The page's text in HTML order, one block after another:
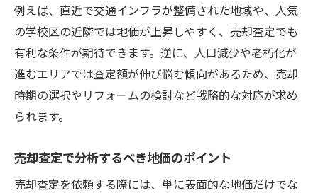
例えば、直近で交通インフラが整備された地域や、人気
の学校区の近隣では地価が上昇しやすく、売却査定でも
有利な条件が期待できます。逆に、人口減少や老朽化が
進むエリアでは査定額が伸び悩む傾向があるため、売却
時期の選択やリフォームの検討など戦略的な対応が求め
られます。
売却査定で分析するべき地価のポイント
売却査定を依頼する際には、単に表面的な地価だけでな